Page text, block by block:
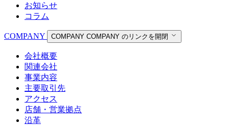
お知らせ
コラム
COMPANY COMPANY COMPANY のリンクを開閉
会社概要
関連会社
事業内容
主要取引先
アクセス
店舗・営業拠点
沿革